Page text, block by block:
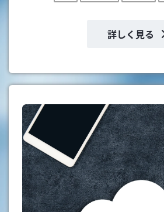
詳しく見る